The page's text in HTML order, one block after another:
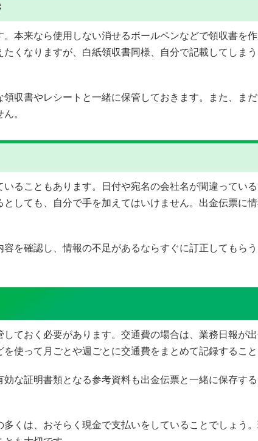
本来なら使用しない消せるボールペンなどで領収書を
くなりますが、白紙領収書同様、自分で記載してしま
収書やレシートと一緒に保管しておきます。また、ま
。
ることもあります。日付や宛名の会社名が間違ってい
しても、自分で手を加えてはいけません。出金伝票に
を確認し、情報の不足があるならすぐに訂正してもら
ておく必要があります。交通費の場合は、業務日報が
使って月ごとや週ごとに交通費をまとめて記録すること
な証明書類となる参考資料も出金伝票と一緒に保存す
くは、おそらく現金で支払いをしていることでしょう